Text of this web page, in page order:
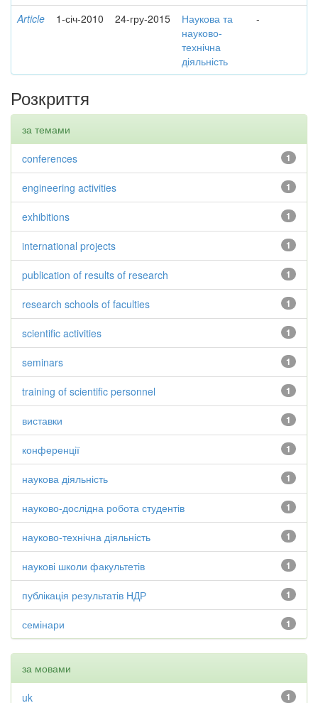
Article 1-січ-2010 24-гру-2015
Наукова та
науково-
технічна
діяльність
-
Розкриття
за темами
1
conferences
1
engineering activities
1
exhibitions
1
international projects
1
publication of results of research
1
research schools of faculties
1
scientific activities
1
seminars
1
training of scientific personnel
1
виставки
1
конференції
1
наукова діяльність
1
науково-дослідна робота студентів
1
науково-технічна діяльність
1
наукові школи факультетів
1
публікація результатів НДР
1
семінари
за мовами
1
uk